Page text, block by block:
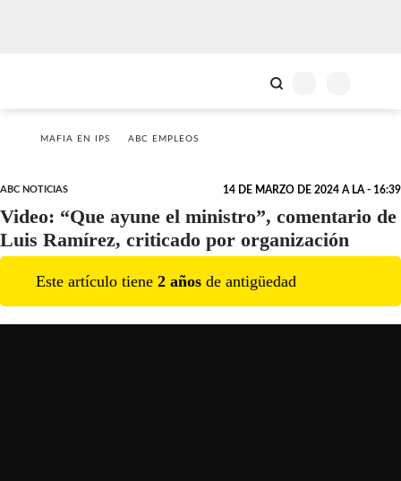
MAFIA EN IPS ABC EMPLEOS
ABC NOTICIAS 14 DE MARZO DE 2024 A LA - 16:39
Video: “Que ayune el ministro”, comentario de
Luis Ramírez, criticado por organización
Este artículo tiene 2 años de antigüedad